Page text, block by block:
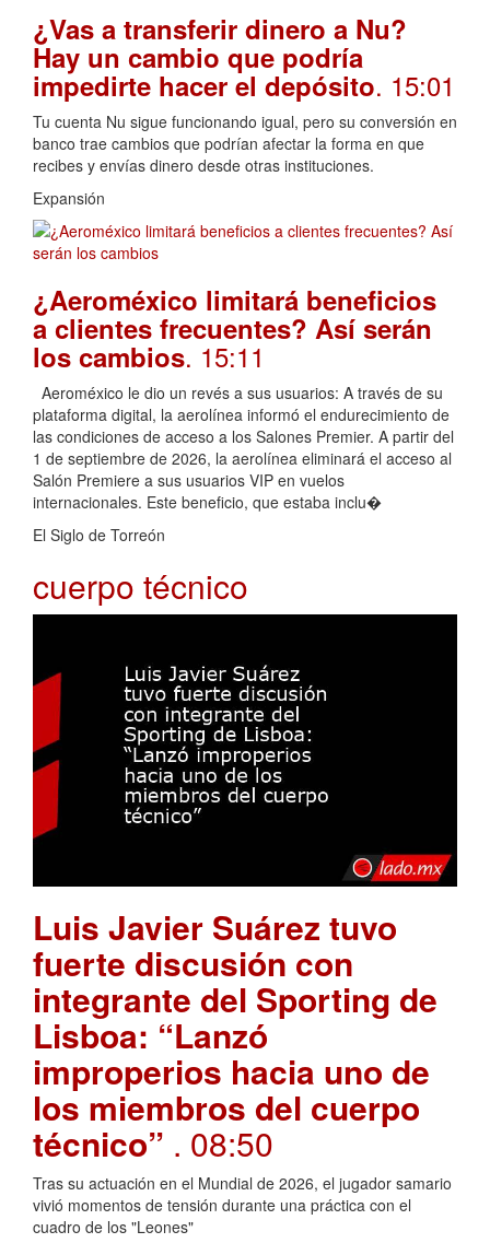
¿Vas a transferir dinero a Nu?
Hay un cambio que podría
impedirte hacer el depósito. 15:01
Tu cuenta Nu sigue funcionando igual, pero su conversión en
banco trae cambios que podrían afectar la forma en que
recibes y envías dinero desde otras instituciones.
Expansión
¿Aeroméxico limitará beneficios
a clientes frecuentes? Así serán
los cambios. 15:11
Aeroméxico le dio un revés a sus usuarios: A través de su
plataforma digital, la aerolínea informó el endurecimiento de
las condiciones de acceso a los Salones Premier. A partir del
1 de septiembre de 2026, la aerolínea eliminará el acceso al
Salón Premiere a sus usuarios VIP en vuelos
internacionales. Este beneficio, que estaba inclu�
El Siglo de Torreón
cuerpo técnico
Luis Javier Suárez tuvo
fuerte discusión con
integrante del Sporting de
Lisboa: “Lanzó
improperios hacia uno de
los miembros del cuerpo
técnico” . 08:50
Tras su actuación en el Mundial de 2026, el jugador samario
vivió momentos de tensión durante una práctica con el
cuadro de los "Leones"